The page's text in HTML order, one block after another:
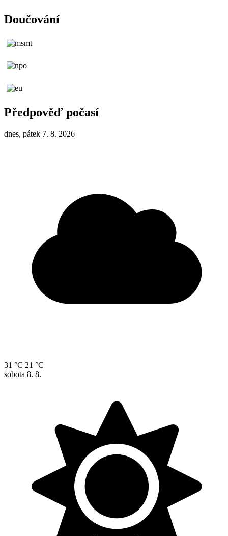
Doučování
Předpověď počasí
dnes, pátek 7. 8. 2026
31 °C 21 °C
sobota 8. 8.